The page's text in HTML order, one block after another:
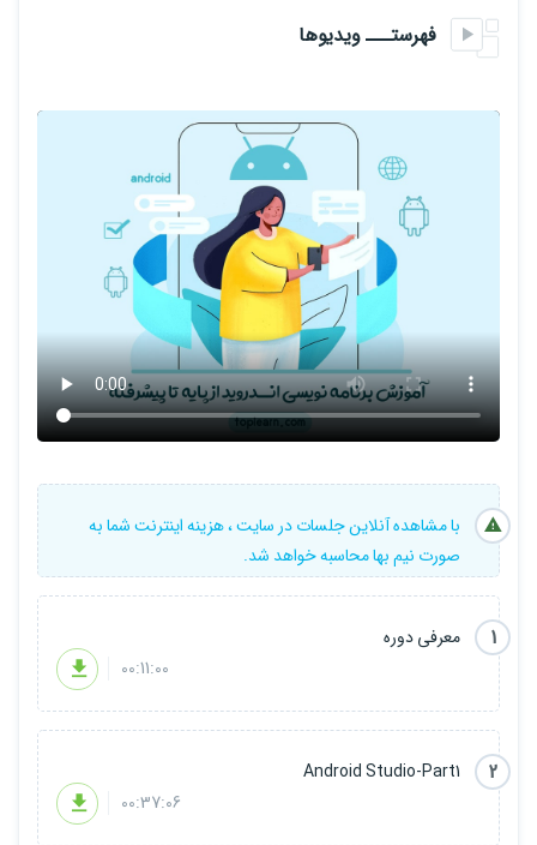
ویوها
سرور
ساخت ویو سفارشی
MVC
RXJAVA
کار با دوربین
کار با فایل ها
متریال دیزاین
firebase
کار با نقشه
فهرستـــ ویدیوها
با مشاهده آنلاین جلسات در سایت ، هزینه اینترنت شما به
صورت نیم بها محاسبه خواهد شد.
1
معرفی دوره
00:11:00
2
Android Studio-Part1
00:37:06